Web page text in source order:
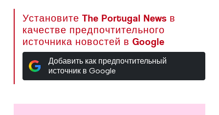
Установите The Portugal News в
качестве предпочтительного
источника новостей в Google
Добавить как предпочтительный
источник в Google